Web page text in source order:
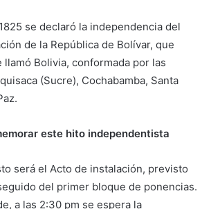
se declaró la independencia del
de la República de Bolívar, que
Bolivia, conformada por las
(Sucre), Cochabamba, Santa
este hito independentista
será el Acto de instalación, previsto
del primer bloque de ponencias.
a las 2:30 pm se espera la